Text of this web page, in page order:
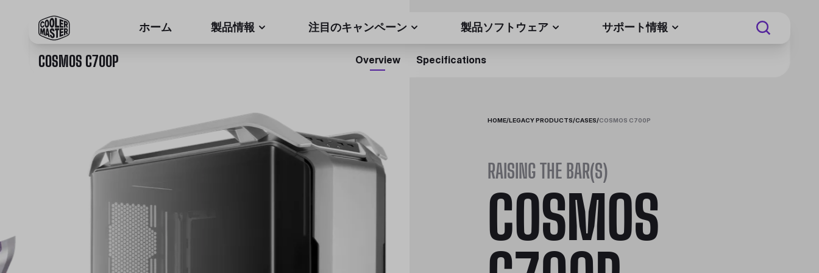
ホーム 製品情報 注目のキャンペーン 製品ソフトウェア サポート情報
COSMOS C700P Overview Specifications
HOME/LEGACY PRODUCTS/CASES/COSMOS C700P
RAISING THE BAR(S)
COSMOS